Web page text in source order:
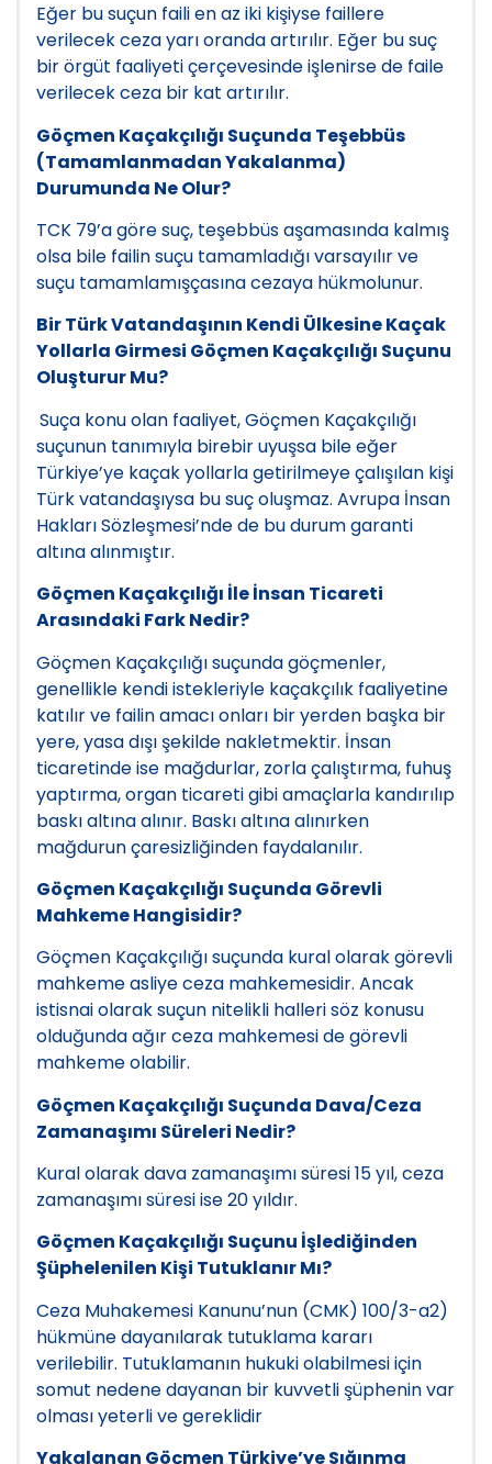
Eğer bu suçun faili en az iki kişiyse faillere
verilecek ceza yarı oranda artırılır. Eğer bu suç
bir örgüt faaliyeti çerçevesinde işlenirse de faile
verilecek ceza bir kat artırılır.
Göçmen Kaçakçılığı Suçunda Teşebbüs
(Tamamlanmadan Yakalanma)
Durumunda Ne Olur?
TCK 79’a göre suç, teşebbüs aşamasında kalmış
olsa bile failin suçu tamamladığı varsayılır ve
suçu tamamlamışçasına cezaya hükmolunur.
Bir Türk Vatandaşının Kendi Ülkesine Kaçak
Yollarla Girmesi Göçmen Kaçakçılığı Suçunu
Oluşturur Mu?
Suça konu olan faaliyet, Göçmen Kaçakçılığı
suçunun tanımıyla birebir uyuşsa bile eğer
Türkiye’ye kaçak yollarla getirilmeye çalışılan kişi
Türk vatandaşıysa bu suç oluşmaz. Avrupa İnsan
Hakları Sözleşmesi’nde de bu durum garanti
altına alınmıştır.
Göçmen Kaçakçılığı İle İnsan Ticareti
Arasındaki Fark Nedir?
Göçmen Kaçakçılığı suçunda göçmenler,
genellikle kendi istekleriyle kaçakçılık faaliyetine
katılır ve failin amacı onları bir yerden başka bir
yere, yasa dışı şekilde nakletmektir. İnsan
ticaretinde ise mağdurlar, zorla çalıştırma, fuhuş
yaptırma, organ ticareti gibi amaçlarla kandırılıp
baskı altına alınır. Baskı altına alınırken
mağdurun çaresizliğinden faydalanılır.
Göçmen Kaçakçılığı Suçunda Görevli
Mahkeme Hangisidir?
Göçmen Kaçakçılığı suçunda kural olarak görevli
mahkeme asliye ceza mahkemesidir. Ancak
istisnai olarak suçun nitelikli halleri söz konusu
olduğunda ağır ceza mahkemesi de görevli
mahkeme olabilir.
Göçmen Kaçakçılığı Suçunda Dava/Ceza
Zamanaşımı Süreleri Nedir?
Kural olarak dava zamanaşımı süresi 15 yıl, ceza
zamanaşımı süresi ise 20 yıldır.
Göçmen Kaçakçılığı Suçunu İşlediğinden
Şüphelenilen Kişi Tutuklanır Mı?
Ceza Muhakemesi Kanunu’nun (CMK) 100/3-a2)
hükmüne dayanılarak tutuklama kararı
verilebilir. Tutuklamanın hukuki olabilmesi için
somut nedene dayanan bir kuvvetli şüphenin var
olması yeterli ve gereklidir
Yakalanan Göçmen Türkiye’ye Sığınma